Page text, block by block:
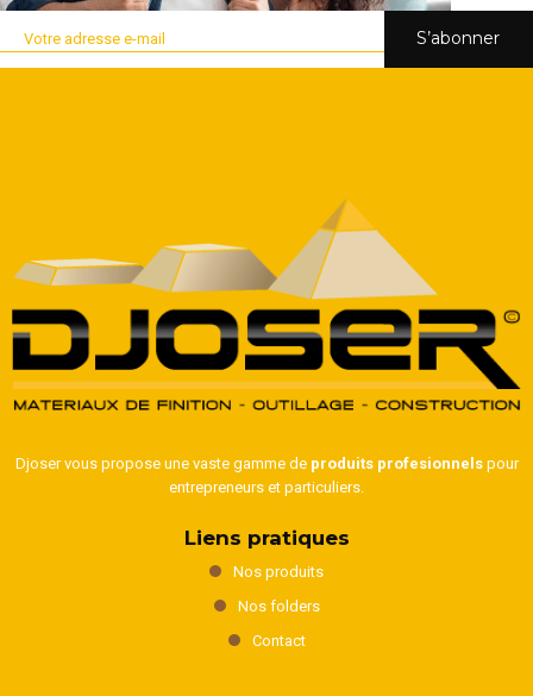
S’abonner
Djoser vous propose une vaste gamme de produits profesionnelspour
entrepreneurs et particuliers.
Liens pratiques
Nos produits
Nos folders
Contact